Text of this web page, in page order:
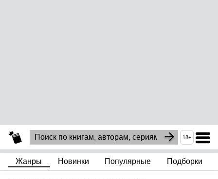
18+
Жанры Новинки Популярные Подборки